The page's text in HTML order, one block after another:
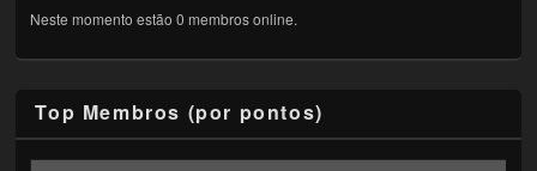
Neste momento estão 0 membros online.
Top Membros (por pontos)